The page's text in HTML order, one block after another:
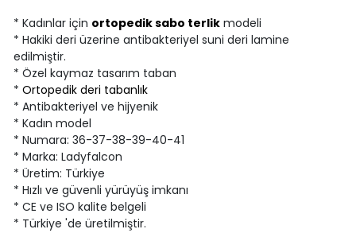
* Kadınlar için ortopedik sabo terlikmodeli
* Hakiki deri üzerine antibakteriyel suni deri lamine
edilmiştir.
* Özel kaymaz tasarım taban
* Ortopedik deri tabanlık
* Antibakteriyel ve hijyenik
* Kadın model
* Numara: 36-37-38-39-40-41
* Marka: Ladyfalcon
* Üretim: Türkiye
* Hızlı ve güvenli yürüyüş imkanı
* CE ve ISO kalite belgeli
* Türkiye 'de üretilmiştir.